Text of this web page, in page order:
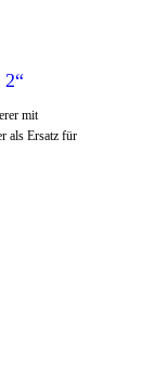
2“
mit
als Ersatz für